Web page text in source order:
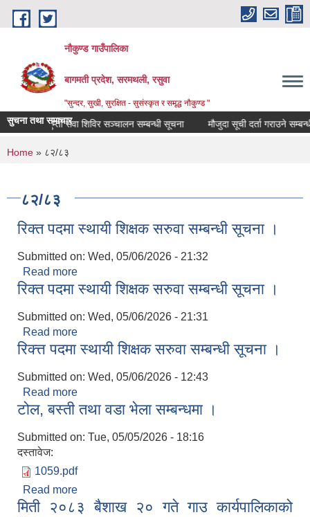
Skip to main content
नौकुण्ड गाउँपालिका
बागमती प्रदेश, सरमथली, रसुवा
"सुन्दर, सुखी, सुरक्षित - सुसंस्कृत र समृद्ध नौकुण्ड "
सुचना तथा समाचार
एकिकृत घुम्ती सेवा शिविर सञ्‍चालन सम्बन्धी सूचना मौजुदा सूची दर्ता गराउने
You are here
Home » ८२/८३
८२/८३
रिक्त पदमा स्थायी शिक्षक सरुवा सम्बन्धी सूचना ।
Submitted on: Wed, 05/06/2026 - 21:32
Read more
रिक्त पदमा स्थायी शिक्षक सरुवा सम्बन्धी सूचना ।
Submitted on: Wed, 05/06/2026 - 21:31
Read more
रिक्त्त पदमा स्थायी शिक्षक सरुवा सम्बन्धी सूचना ।
Submitted on: Wed, 05/06/2026 - 12:43
Read more
टोल, बस्ती तथा वडा भेला सम्बन्धमा ।
Submitted on: Tue, 05/05/2026 - 18:16
दस्तावेज:
1059.pdf
Read more
मिती २०८३ बैशाख २० गते गाउ कार्यपालिकाको